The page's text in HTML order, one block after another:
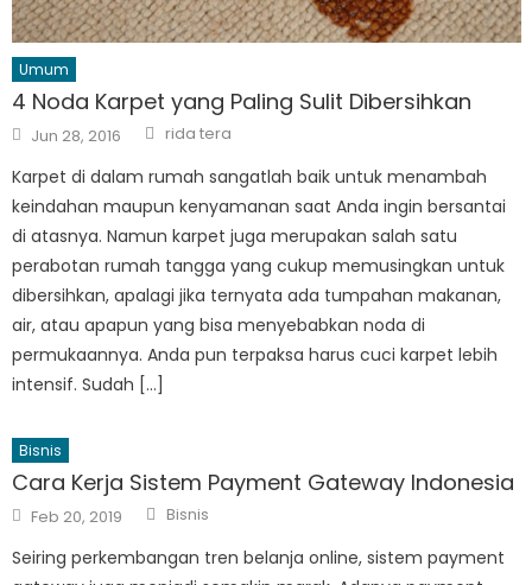
Umum
4 Noda Karpet yang Paling Sulit Dibersihkan
Posted
on
Jun 28, 2016 Author
rida tera
Karpet di dalam rumah sangatlah baik untuk menambah
keindahan maupun kenyamanan saat Anda ingin bersantai
di atasnya. Namun karpet juga merupakan salah satu
perabotan rumah tangga yang cukup memusingkan untuk
dibersihkan, apalagi jika ternyata ada tumpahan makanan,
air, atau apapun yang bisa menyebabkan noda di
permukaannya. Anda pun terpaksa harus cuci karpet lebih
intensif. Sudah […]
Bisnis
Cara Kerja Sistem Payment​ ​Gateway​ ​Indonesia
Posted
on
Feb 20, 2019 Author
Bisnis
Seiring perkembangan tren belanja online, sistem payment